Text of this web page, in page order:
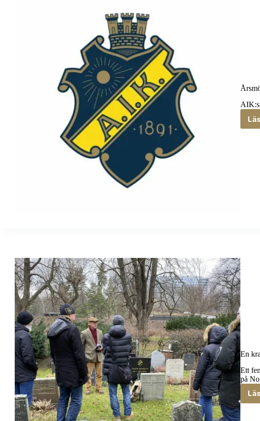
AIK:s
En
Ett
på